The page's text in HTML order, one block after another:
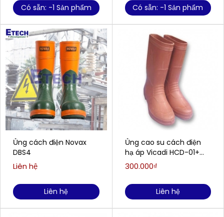
Có sẵn: -1 Sản phẩm
Ủng cách điện Novax
DBS4
Liên hệ
Liên hệ
Có sẵn: -1 Sản phẩm
Ủng cao su cách điện
hạ áp Vicadi HCD-01+
(số 42)
300.000₫
Liên hệ